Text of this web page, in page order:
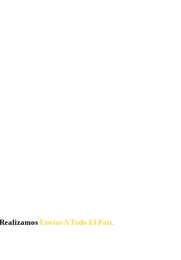
RealizamosEnvíos A Todo El País.